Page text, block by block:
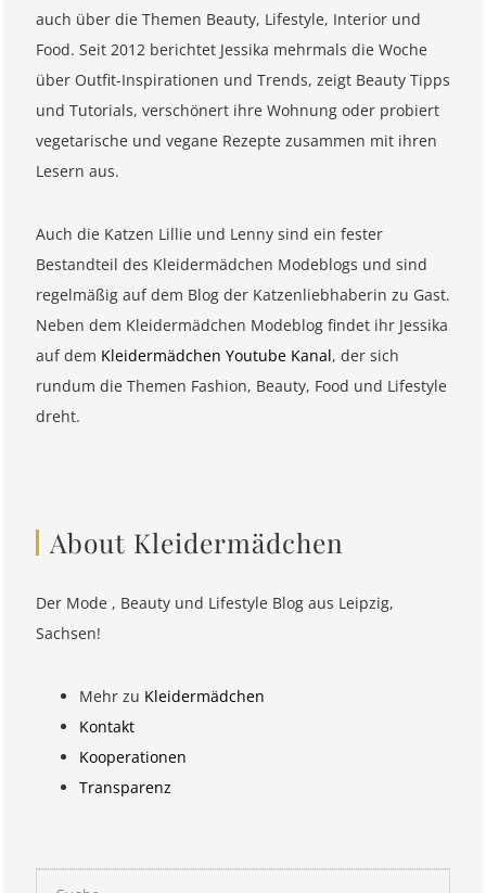
auch über die Themen Beauty, Lifestyle, Interior und
Food. Seit 2012 berichtet Jessika mehrmals die Woche
über Outfit-Inspirationen und Trends, zeigt Beauty Tipps
und Tutorials, verschönert ihre Wohnung oder probiert
vegetarische und vegane Rezepte zusammen mit ihren
Lesern aus.
Auch die Katzen Lillie und Lenny sind ein fester
Bestandteil des Kleidermädchen Modeblogs und sind
regelmäßig auf dem Blog der Katzenliebhaberin zu Gast.
Neben dem Kleidermädchen Modeblog findet ihr Jessika
auf dem Kleidermädchen Youtube Kanal, der sich
rundum die Themen Fashion, Beauty, Food und Lifestyle
dreht.
About Kleidermädchen
Der Mode , Beauty und Lifestyle Blog aus Leipzig,
Sachsen!
Mehr zu Kleidermädchen
Kontakt
Kooperationen
Transparenz